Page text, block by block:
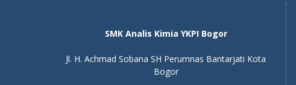
SMK Analis Kimia YKPI Bogor
Jl. H. Achmad Sobana SH Perumnas Bantarjati Kota
Bogor